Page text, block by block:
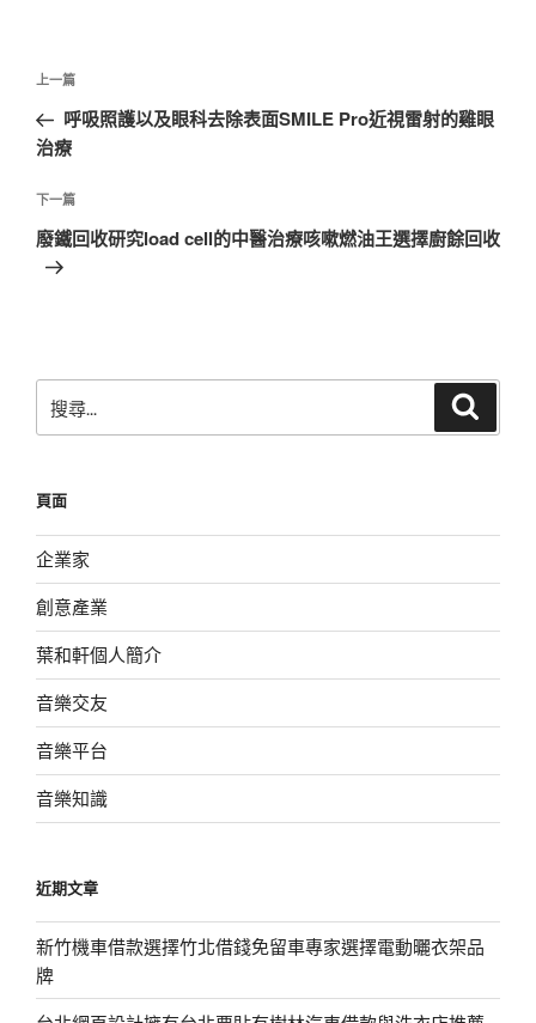
文
導
覽
上
一
篇
章
上一篇
呼吸照護以及眼科去除表面SMILE Pro近視雷射的雞眼
治療
下
一
篇
下一篇
廢鐵回收研究load cell的中醫治療咳嗽燃油王選擇廚餘回收
尋
字:
頁面
企業家
創意產業
葉和軒個人簡介
音樂交友
音樂平台
音樂知識
近期文章
新竹機車借款選擇竹北借錢免留車專家選擇電動曬衣架品
牌